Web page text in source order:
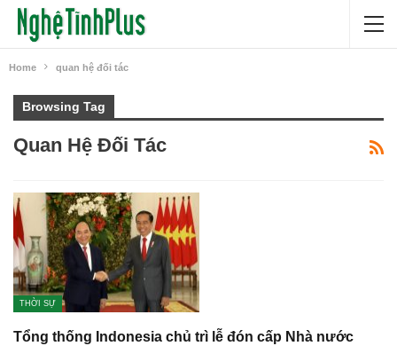
Home quan hệ đối tác
Browsing Tag
Quan Hệ Đối Tác
THỜI SỰ
Tổng thống Indonesia chủ trì lễ đón cấp Nhà nước